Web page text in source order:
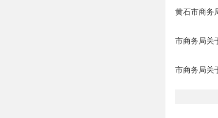
黄石市商务
市商务局关
市商务局关